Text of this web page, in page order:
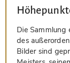
Die
des
Bilder sind